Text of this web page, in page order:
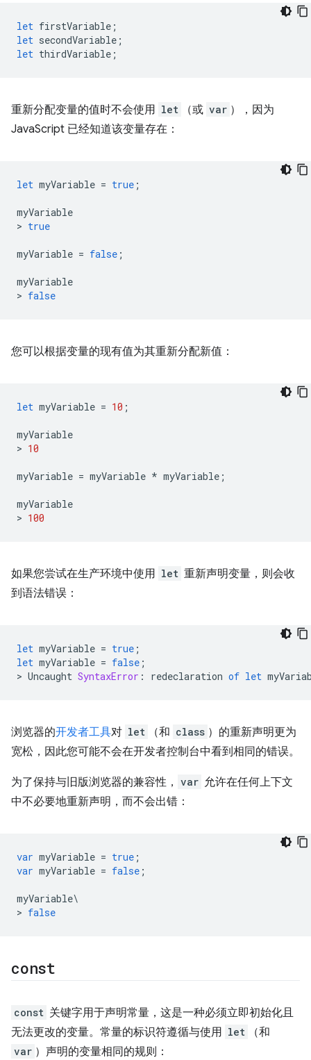
let firstVariable ;
let secondVariable ;
let thirdVariable ;
重新分配变量的值时不会使用 let （或 var ），因为
JavaScript 已经知道该变量存在：
let myVariable = true ;
myVariable
> true
myVariable = false ;
myVariable
> false
您可以根据变量的现有值为其重新分配新值：
let myVariable = 10 ;
myVariable
> 10
myVariable = myVariable * myVariable ;
myVariable
> 100
如果您尝试在生产环境中使用 let 重新声明变量，则会收
到语法错误：
let myVariable = true ;
let myVariable = false ;
> Uncaught SyntaxError : redeclaration of let
浏览器的开发者工具对 let （和 class ）的重新声明更为
宽松，因此您可能不会在开发者控制台中看到相同的错误。
为了保持与旧版浏览器的兼容性， var 允许在任何上下文
中不必要地重新声明，而不会出错：
var myVariable = true ;
var myVariable = false ;
myVariable\
> false
const
const 关键字用于声明常量，这是一种必须立即初始化且
无法更改的变量。常量的标识符遵循与使用 let （和
var ）声明的变量相同的规则：